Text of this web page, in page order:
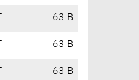
63 B
63 B
63 B